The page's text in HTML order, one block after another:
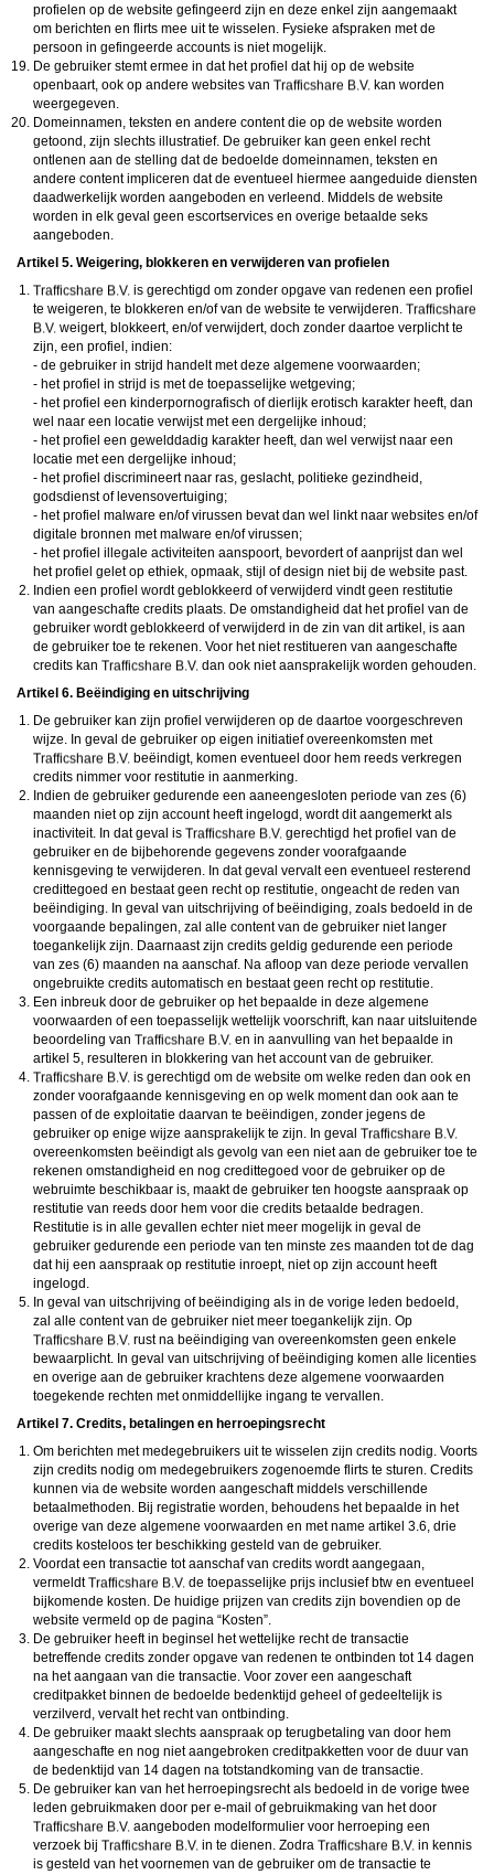
profielen op de website gefingeerd zijn en deze enkel zijn aangemaakt
om berichten en flirts mee uit te wisselen. Fysieke afspraken met de
persoon in gefingeerde accounts is niet mogelijk.
De gebruiker stemt ermee in dat het profiel dat hij op de website
openbaart, ook op andere websites van
kan worden
weergegeven.
Domeinnamen, teksten en andere content die op de website worden
getoond, zijn slechts illustratief. De gebruiker kan geen enkel recht
ontlenen aan de stelling dat de bedoelde domeinnamen, teksten en
andere content impliceren dat de eventueel hiermee aangeduide diensten
daadwerkelijk worden aangeboden en verleend. Middels de website
worden in elk geval geen escortservices en overige betaalde seks
aangeboden.
Artikel 5. Weigering, blokkeren en verwijderen van profielen
is gerechtigd om zonder opgave van redenen een profiel
te weigeren, te blokkeren en/of van de website te verwijderen.
weigert, blokkeert, en/of verwijdert, doch zonder daartoe verplicht te
zijn, een profiel, indien:
- de gebruiker in strijd handelt met deze algemene voorwaarden;
- het profiel in strijd is met de toepasselijke wetgeving;
- het profiel een kinderpornografisch of dierlijk erotisch karakter heeft, dan
wel naar een locatie verwijst met een dergelijke inhoud;
- het profiel een gewelddadig karakter heeft, dan wel verwijst naar een
locatie met een dergelijke inhoud;
- het profiel discrimineert naar ras, geslacht, politieke gezindheid,
godsdienst of levensovertuiging;
- het profiel malware en/of virussen bevat dan wel linkt naar websites en/of
digitale bronnen met malware en/of virussen;
- het profiel illegale activiteiten aanspoort, bevordert of aanprijst dan wel
het profiel gelet op ethiek, opmaak, stijl of design niet bij de website past.
Indien een profiel wordt geblokkeerd of verwijderd vindt geen restitutie
van aangeschafte credits plaats. De omstandigheid dat het profiel van de
gebruiker wordt geblokkeerd of verwijderd in de zin van dit artikel, is aan
de gebruiker toe te rekenen. Voor het niet restitueren van aangeschafte
credits kan
dan ook niet aansprakelijk worden gehouden.
Artikel 6. Beëindiging en uitschrijving
De gebruiker kan zijn profiel verwijderen op de daartoe voorgeschreven
wijze. In geval de gebruiker op eigen initiatief overeenkomsten met
beëindigt, komen eventueel door hem reeds verkregen
credits nimmer voor restitutie in aanmerking.
Indien de gebruiker gedurende een aaneengesloten periode van zes (6)
maanden niet op zijn account heeft ingelogd, wordt dit aangemerkt als
inactiviteit. In dat geval is
gerechtigd het profiel van de
gebruiker en de bijbehorende gegevens zonder voorafgaande
kennisgeving te verwijderen. In dat geval vervalt een eventueel resterend
credittegoed en bestaat geen recht op restitutie, ongeacht de reden van
beëindiging. In geval van uitschrijving of beëindiging, zoals bedoeld in de
voorgaande bepalingen, zal alle content van de gebruiker niet langer
toegankelijk zijn. Daarnaast zijn credits geldig gedurende een periode
van zes (6) maanden na aanschaf. Na afloop van deze periode vervallen
ongebruikte credits automatisch en bestaat geen recht op restitutie.
Een inbreuk door de gebruiker op het bepaalde in deze algemene
voorwaarden of een toepasselijk wettelijk voorschrift, kan naar uitsluitende
beoordeling van
en in aanvulling van het bepaalde in
artikel 5, resulteren in blokkering van het account van de gebruiker.
is gerechtigd om de website om welke reden dan ook en
zonder voorafgaande kennisgeving en op welk moment dan ook aan te
passen of de exploitatie daarvan te beëindigen, zonder jegens de
gebruiker op enige wijze aansprakelijk te zijn. In geval
overeenkomsten beëindigt als gevolg van een niet aan de gebruiker toe te
rekenen omstandigheid en nog credittegoed voor de gebruiker op de
webruimte beschikbaar is, maakt de gebruiker ten hoogste aanspraak op
restitutie van reeds door hem voor die credits betaalde bedragen.
Restitutie is in alle gevallen echter niet meer mogelijk in geval de
gebruiker gedurende een periode van ten minste zes maanden tot de dag
dat hij een aanspraak op restitutie inroept, niet op zijn account heeft
ingelogd.
In geval van uitschrijving of beëindiging als in de vorige leden bedoeld,
zal alle content van de gebruiker niet meer toegankelijk zijn. Op
rust na beëindiging van overeenkomsten geen enkele
bewaarplicht. In geval van uitschrijving of beëindiging komen alle licenties
en overige aan de gebruiker krachtens deze algemene voorwaarden
toegekende rechten met onmiddellijke ingang te vervallen.
Artikel 7. Credits, betalingen en herroepingsrecht
Om berichten met medegebruikers uit te wisselen zijn credits nodig. Voorts
zijn credits nodig om medegebruikers zogenoemde flirts te sturen. Credits
kunnen via de website worden aangeschaft middels verschillende
betaalmethoden. Bij registratie worden, behoudens het bepaalde in het
overige van deze algemene voorwaarden en met name artikel 3.6, drie
credits kosteloos ter beschikking gesteld van de gebruiker.
Voordat een transactie tot aanschaf van credits wordt aangegaan,
vermeldt
de toepasselijke prijs inclusief btw en eventueel
bijkomende kosten. De huidige prijzen van credits zijn bovendien op de
website vermeld op de pagina “Kosten”.
De gebruiker heeft in beginsel het wettelijke recht de transactie
betreffende credits zonder opgave van redenen te ontbinden tot 14 dagen
na het aangaan van die transactie. Voor zover een aangeschaft
creditpakket binnen de bedoelde bedenktijd geheel of gedeeltelijk is
verzilverd, vervalt het recht van ontbinding.
De gebruiker maakt slechts aanspraak op terugbetaling van door hem
aangeschafte en nog niet aangebroken creditpakketten voor de duur van
de bedenktijd van 14 dagen na totstandkoming van de transactie.
De gebruiker kan van het herroepingsrecht als bedoeld in de vorige twee
leden gebruikmaken door per e-mail of gebruikmaking van het door
aangeboden modelformulier voor herroeping een
verzoek bij
in te dienen. Zodra
in kennis
is gesteld van het voornemen van de gebruiker om de transactie te